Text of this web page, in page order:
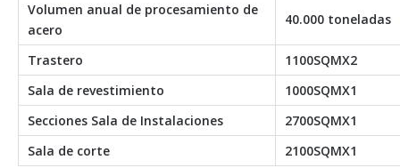
Volumen anual de procesamiento de
acero
40.000 toneladas
Trastero
1100SQMX2
Sala de revestimiento
1000SQMX1
Secciones Sala de Instalaciones
2700SQMX1
Sala de corte
2100SQMX1